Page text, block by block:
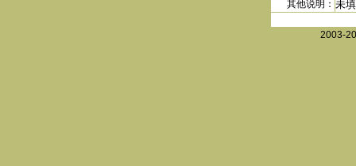
其他说明： 未
2003-